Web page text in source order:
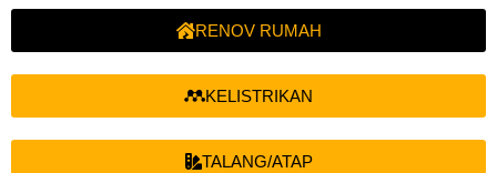
RENOV RUMAH
KELISTRIKAN
TALANG/ATAP